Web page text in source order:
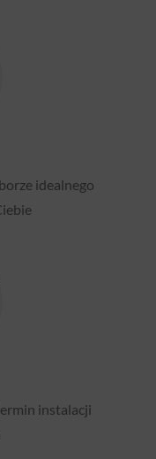
idealnego
instalacji